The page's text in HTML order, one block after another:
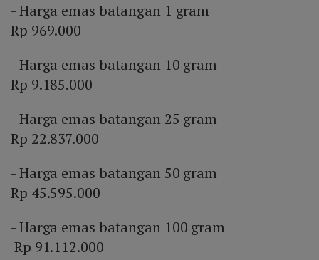
- Harga emas batangan 1 gram
Rp 969.000
- Harga emas batangan 10 gram
Rp 9.185.000
- Harga emas batangan 25 gram
Rp 22.837.000
- Harga emas batangan 50 gram
Rp 45.595.000
- Harga emas batangan 100 gram
Rp 91.112.000